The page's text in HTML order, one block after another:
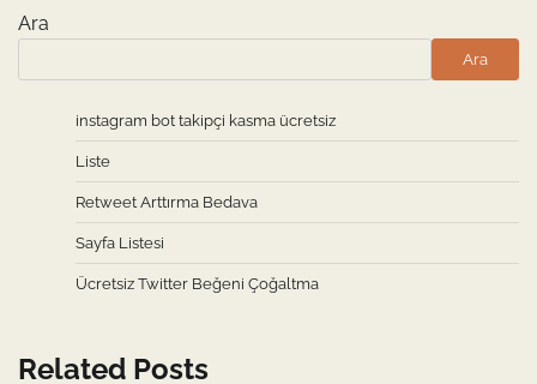
Ara
Ara
instagram bot takipçi kasma ücretsiz
Liste
Retweet Arttırma Bedava
Sayfa Listesi
Ücretsiz Twitter Beğeni Çoğaltma
Related Posts